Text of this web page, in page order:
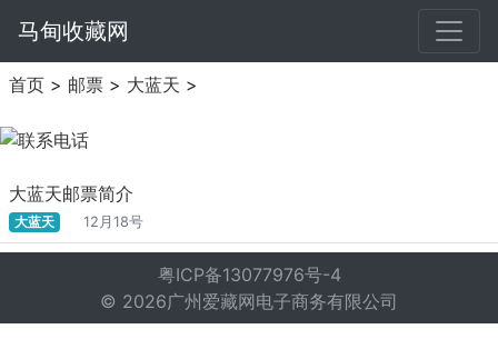
马甸收藏网
首页 > 邮票 > 大蓝天 >
大蓝天邮票简介
大蓝天 12月18号
粤ICP备13077976号-4
© 2026广州爱藏网电子商务有限公司